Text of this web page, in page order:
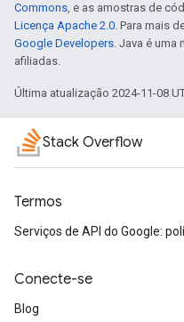
Commons, e as amostras de
Licença Apache 2.0. Para mais
Google Developers. Java é uma
afiliadas.
Última atualização 2024-11-08
Stack Overflow
Termos
Serviços de API do Google:
Conecte-se
Blog